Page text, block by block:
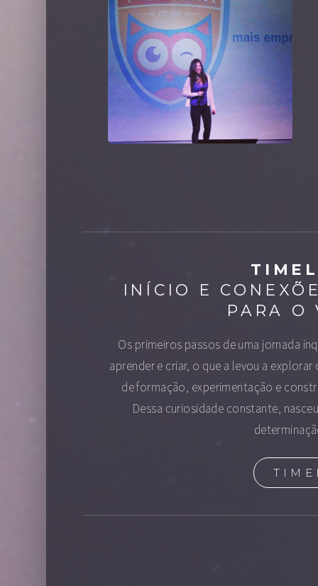
INÍCIO E
PARA O
Os primeiros passos de uma jornada
aprender e criar, o que a levou a
de formação, experimentação e
Dessa curiosidade constante,